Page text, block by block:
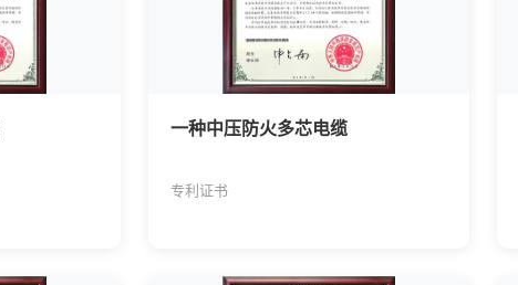
一种中压防火多芯电缆
专利证书